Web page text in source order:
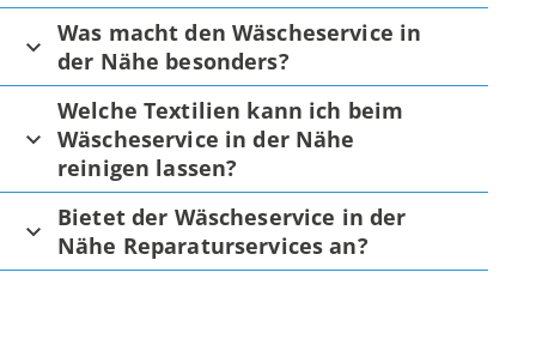
Was macht den Wäscheservice in
der Nähe besonders?
Welche Textilien kann ich beim
Wäscheservice in der Nähe
reinigen lassen?
Bietet der Wäscheservice in der
Nähe Reparaturservices an?